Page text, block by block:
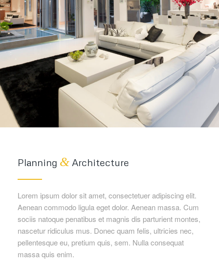
Planning &Architecture
Lorem ipsum dolor sit amet, consectetuer adipiscing elit.
Aenean commodo ligula eget dolor. Aenean massa. Cum
sociis natoque penatibus et magnis dis parturient montes,
nascetur ridiculus mus. Donec quam felis, ultricies nec,
pellentesque eu, pretium quis, sem. Nulla consequat
massa quis enim.